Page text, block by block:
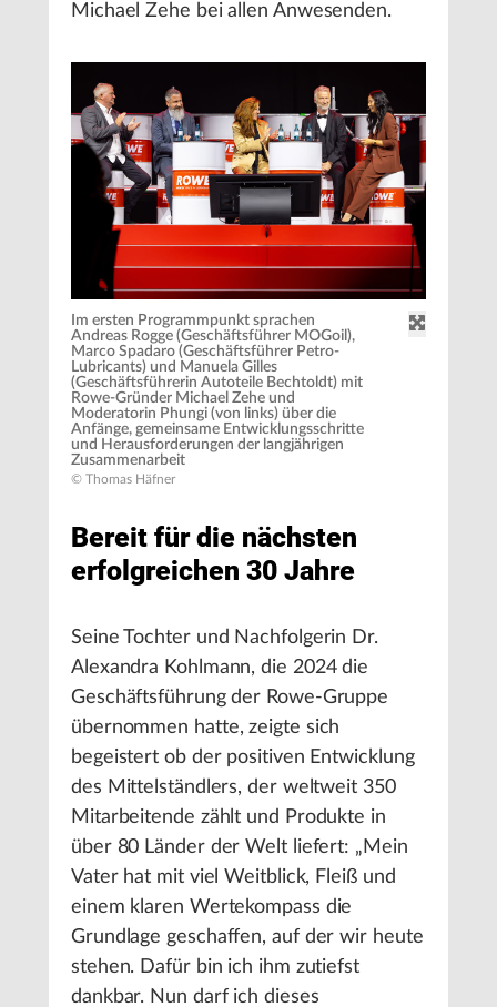
Michael Zehe bei allen Anwesenden.
Im ersten Programmpunkt sprachen
Andreas Rogge (Geschäftsführer MOGoil),
Marco Spadaro (Geschäftsführer Petro-
Lubricants) und Manuela Gilles
(Geschäftsführerin Autoteile Bechtoldt) mit
Rowe-Gründer Michael Zehe und
Moderatorin Phungi (von links) über die
Anfänge, gemeinsame Entwicklungsschritte
und Herausforderungen der langjährigen
Zusammenarbeit
© Thomas Häfner
Bereit für die nächsten
erfolgreichen 30 Jahre
Seine Tochter und Nachfolgerin Dr.
Alexandra Kohlmann, die 2024 die
Geschäftsführung der Rowe-Gruppe
übernommen hatte, zeigte sich
begeistert ob der positiven Entwicklung
des Mittelständlers, der weltweit 350
Mitarbeitende zählt und Produkte in
über 80 Länder der Welt liefert: „Mein
Vater hat mit viel Weitblick, Fleiß und
einem klaren Wertekompass die
Grundlage geschaffen, auf der wir heute
stehen. Dafür bin ich ihm zutiefst
dankbar. Nun darf ich dieses